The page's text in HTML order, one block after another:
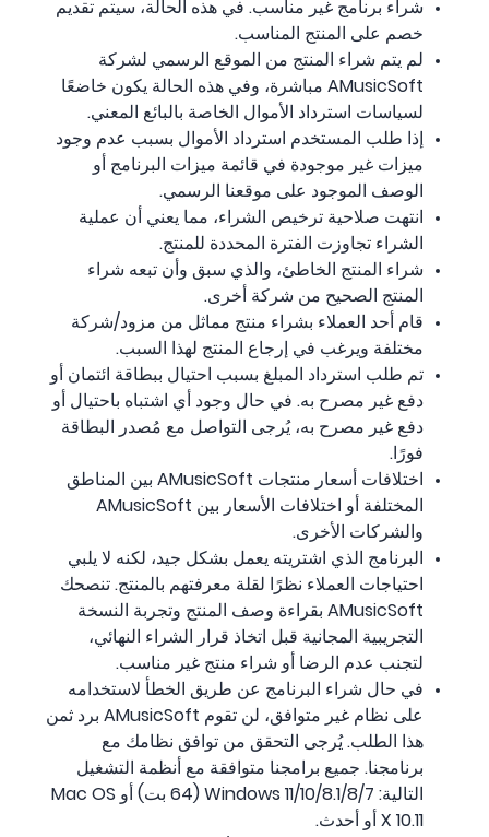
شراء برنامج غير مناسب. في هذه الحالة، سيتم تقديم
خصم على المنتج المناسب.
لم يتم شراء المنتج من الموقع الرسمي لشركة
AMusicSoft مباشرة، وفي هذه الحالة يكون خاضعًا
لسياسات استرداد الأموال الخاصة بالبائع المعني.
إذا طلب المستخدم استرداد الأموال بسبب عدم وجود
ميزات غير موجودة في قائمة ميزات البرنامج أو
الوصف الموجود على موقعنا الرسمي.
انتهت صلاحية ترخيص الشراء، مما يعني أن عملية
الشراء تجاوزت الفترة المحددة للمنتج.
شراء المنتج الخاطئ، والذي سبق وأن تبعه شراء
المنتج الصحيح من شركة أخرى.
قام أحد العملاء بشراء منتج مماثل من مزود/شركة
مختلفة ويرغب في إرجاع المنتج لهذا السبب.
تم طلب استرداد المبلغ بسبب احتيال ببطاقة ائتمان أو
دفع غير مصرح به. في حال وجود أي اشتباه باحتيال أو
دفع غير مصرح به، يُرجى التواصل مع مُصدر البطاقة
فورًا.
اختلافات أسعار منتجات AMusicSoft بين المناطق
المختلفة أو اختلافات الأسعار بين AMusicSoft
والشركات الأخرى.
البرنامج الذي اشتريته يعمل بشكل جيد، لكنه لا يلبي
احتياجات العملاء نظرًا لقلة معرفتهم بالمنتج. تنصحك
AMusicSoft بقراءة وصف المنتج وتجربة النسخة
التجريبية المجانية قبل اتخاذ قرار الشراء النهائي،
لتجنب عدم الرضا أو شراء منتج غير مناسب.
في حال شراء البرنامج عن طريق الخطأ لاستخدامه
على نظام غير متوافق، لن تقوم AMusicSoft برد ثمن
هذا الطلب. يُرجى التحقق من توافق نظامك مع
برنامجنا. جميع برامجنا متوافقة مع أنظمة التشغيل
التالية: Windows 11/10/8.1/8/7 (64 بت) أو Mac OS
X 10.11 أو أحدث.